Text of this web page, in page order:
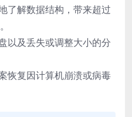
了解数据结构，带来超过
以及丢失或调整大小的分
恢复因计算机崩溃或病毒